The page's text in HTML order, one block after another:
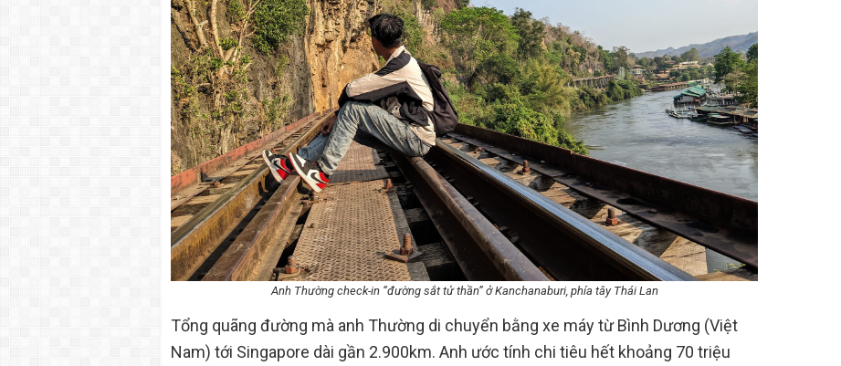
Anh Thường check-in “đường sắt tử thần” ở Kanchanaburi, phía tây Thái Lan
Tổng quãng đường mà anh Thường di chuyển bằng xe máy từ Bình Dương (Việt
Nam) tới Singapore dài gần 2.900km. Anh ước tính chi tiêu hết khoảng 70 triệu